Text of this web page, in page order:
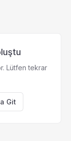
Lütfen tekrar
Git